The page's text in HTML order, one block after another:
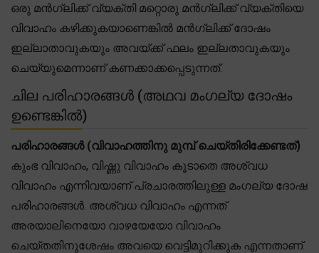
ഒരു മൻഗ്ലിക്ക് വ്യക്തി മറ്റൊരു മൻഗ്ലിക്ക് വ്യക്തിയെ
വിവാഹം കഴിക്കുകയാണെങ്കിൽ മൻഗ്ലിക്ക് ദോഷം
ഇല്ലാതാവുകയും അവയ്ക്ക് ഫലം ഇല്ലതാവുകയും
ചെയ്യുമെന്നാണ് കണക്കാക്കപ്പെടുന്നത്.
ചില പരിഹാരങ്ങൾ (അഥവ മംഗല്യ ദോഷം
ഉണ്ടെങ്കിൽ)
പരിഹാരങ്ങൾ (വിവാഹത്തിനു മുമ്പ് ചെയ്തിരിക്കേണ്ടത്)
കുംഭ വിവാഹം, വിഷ്ണു വിവാഹം കൂടാതെ അശ്വധ
വിവാഹം എന്നിവയാണ് പ്രചാരത്തിലുള്ള മംഗല്യ ദോഷ
പരിഹാരങ്ങൾ. അശ്വധ വിവാഹം എന്നത്
അരയാലിനെയോ വാഴയേയോ വിവാഹം
ചെയ്തതിനുശേഷം അവയെ വെട്ടിമുറിക്കുക എന്നതാണ്.